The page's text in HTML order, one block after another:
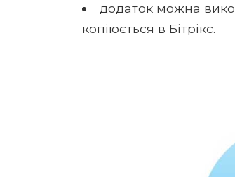
додаток можна
копіюється в Бітрікс.